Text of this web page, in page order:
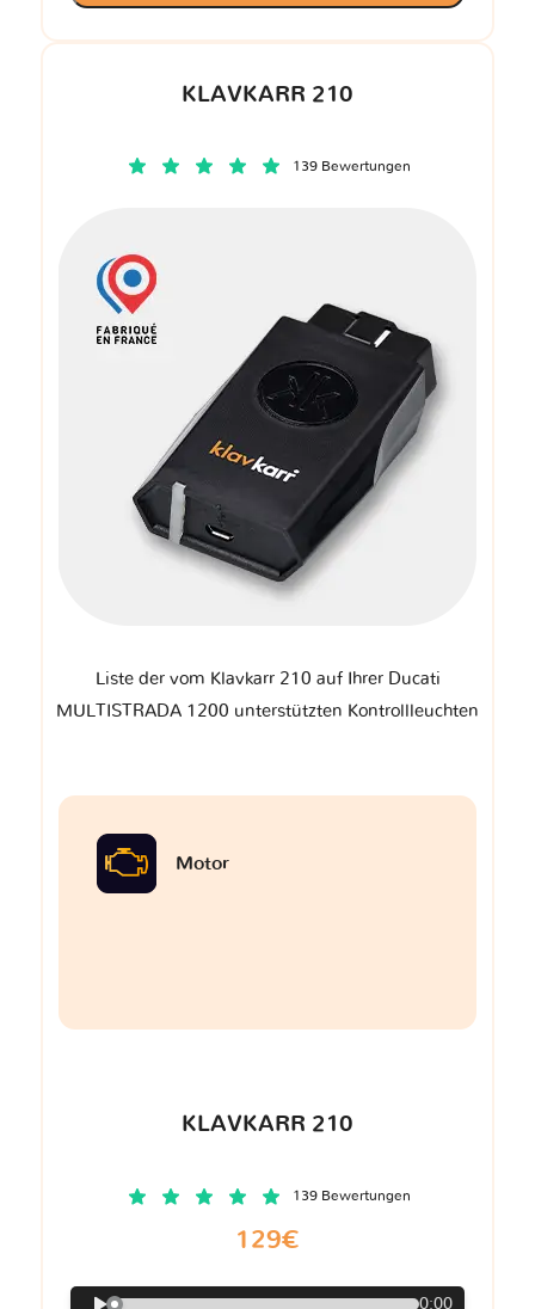
KLAVKARR 210
139 Bewertungen
Liste der vom Klavkarr 210 auf Ihrer Ducati
MULTISTRADA 1200 unterstützten Kontrollleuchten
Motor
KLAVKARR 210
139 Bewertungen
129€
0:00